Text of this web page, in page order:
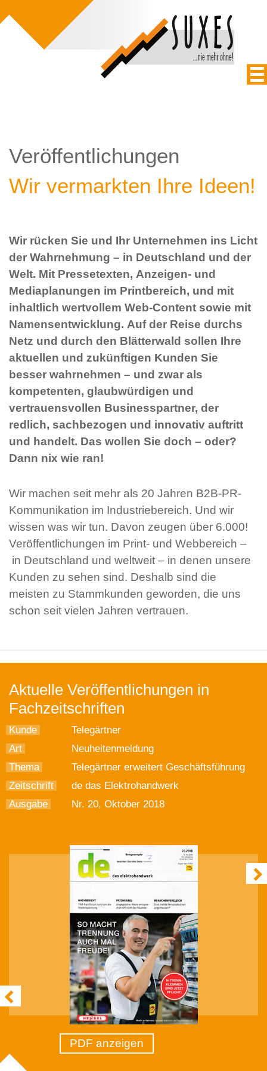
Veröffentlichungen
Wir vermarkten Ihre Ideen!
Wir rücken Sie und Ihr Unternehmen ins Licht
der Wahrnehmung – in Deutschland und der
Welt. Mit Pressetexten, Anzeigen- und
Mediaplanungen im Printbereich, und mit
inhaltlich wertvollem Web-Content sowie mit
Namensentwicklung. Auf der Reise durchs
Netz und durch den Blätterwald sollen Ihre
aktuellen und zukünftigen Kunden Sie
besser wahrnehmen – und zwar als
kompetenten, glaubwürdigen und
vertrauensvollen Businesspartner, der
redlich, sachbezogen und innovativ auftritt
und handelt. Das wollen Sie doch – oder?
Dann nix wie ran!
Wir machen seit mehr als 20 Jahren B2B-PR-
Kommunikation im Industriebereich. Und wir
wissen was wir tun. Davon zeugen über 6.000!
Veröffentlichungen im Print- und Webbereich –
in Deutschland und weltweit – in denen unsere
Kunden zu sehen sind. Deshalb sind die
meisten zu Stammkunden geworden, die uns
schon seit vielen Jahren vertrauen.
Aktuelle Veröffentlichungen in
Fachzeitschriften
Kunde
Telegärtner
Art
Neuheitenmeldung
Thema
Telegärtner erweitert Geschäftsführung
Zeitschrift
de das Elektrohandwerk
Ausgabe
Nr. 20, Oktober 2018
PDF anzeigen